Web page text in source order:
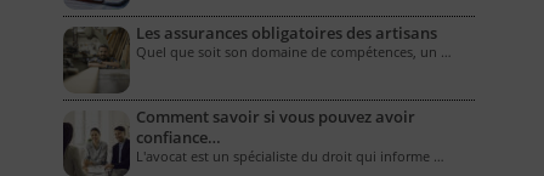
Les assurances obligatoires des artisans
Quel que soit son domaine de compétences, un …
Comment savoir si vous pouvez avoir
confiance…
L'avocat est un spécialiste du droit qui informe …